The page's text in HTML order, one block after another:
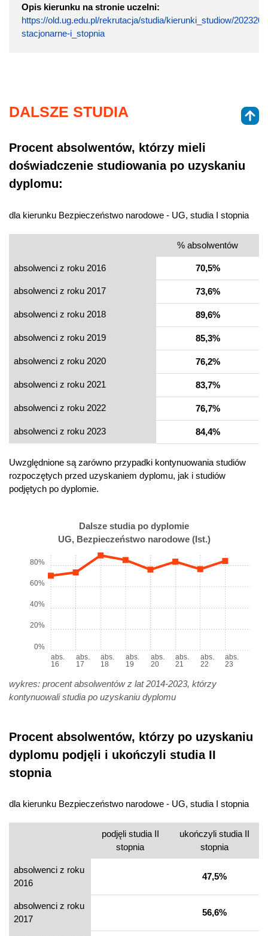
Opis kierunku na stronie uczelni:
https://old.ug.edu.pl/rekrutacja/studia/kierunki_studiow/
stacjonarne-i_stopnia
DALSZE STUDIA
Procent absolwentów, którzy mieli
doświadczenie studiowania po uzyskaniu
dyplomu:
dla kierunku Bezpieczeństwo narodowe - UG, studia I stopnia
% absolwentów
absolwenci z roku 2016 70,5%
absolwenci z roku 2017 73,6%
absolwenci z roku 2018 89,6%
absolwenci z roku 2019 85,3%
absolwenci z roku 2020 76,2%
absolwenci z roku 2021 83,7%
absolwenci z roku 2022 76,7%
absolwenci z roku 2023 84,4%
Uwzględnione są zarówno przypadki kontynuowania studiów
rozpoczętych przed uzyskaniem dyplomu, jak i studiów
podjętych po dyplomie.
Dalsze studia po dyplomie
UG, Bezpieczeństwo narodowe (Ist.)
abs.
16
abs.
17
abs.
18
abs.
19
abs.
20
abs.
21
abs.
22
abs.
23
0%
20%
40%
60%
80%
wykres: procent absolwentów z lat 2014-2023, którzy
kontynuowali studia po uzyskaniu dyplomu
Procent absolwentów, którzy po uzyskaniu
dyplomu podjęli i ukończyli studia II
stopnia
dla kierunku Bezpieczeństwo narodowe - UG, studia I stopnia
podjęli studia II
stopnia
ukończyli studia II
stopnia
absolwenci z roku
2016
47,5%
absolwenci z roku
2017
56,6%